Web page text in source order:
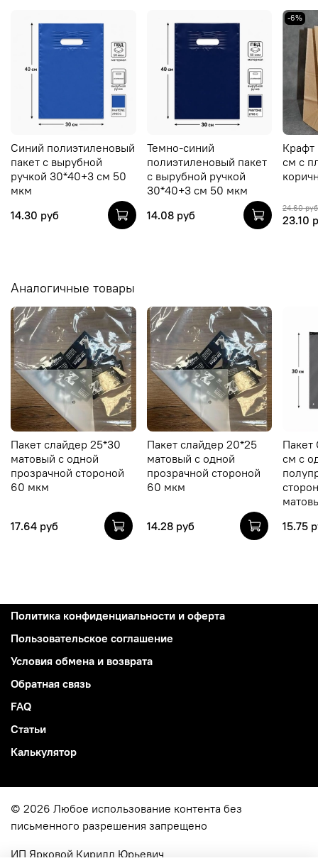
Синий полиэтиленовый
пакет с вырубной
ручкой 30*40+3 см 50
мкм
14.30 руб
Темно-синий
полиэтиленовый пакет
с вырубной ручкой
30*40+3 см 50 мкм
14.08 руб
-6%
Крафт
см c
24.60 руб
23.10
Аналогичные товары
Пакет слайдер 25*30
матовый с одной
прозрачной стороной
60 мкм
17.64 руб
Пакет слайдер 20*25
матовый с одной
прозрачной стороной
60 мкм
14.28 руб
Пакет
см с
15.75
Политика конфиденциальности и оферта
Пользовательское соглашение
Условия обмена и возврата
Обратная связь
FAQ
Статьи
Калькулятор
© 2026 Любое использование контента без
письменного разрешения запрещено
ИП Ярковой Кирилл Юрьевич